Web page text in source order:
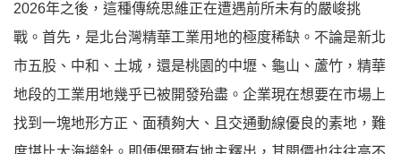
2026年之後，這種傳統思維正在遭遇前所未有的嚴峻挑
戰。首先，是北台灣精華工業用地的極度稀缺 。不論是新北
市五股、中和、土城，還是桃園的中壢、龜山、蘆竹，精華
地段的工業用地幾乎已被開發殆盡。企業現在想要在市場上
找到一塊地形方正、面積夠大、且交通動線優良的素地，難